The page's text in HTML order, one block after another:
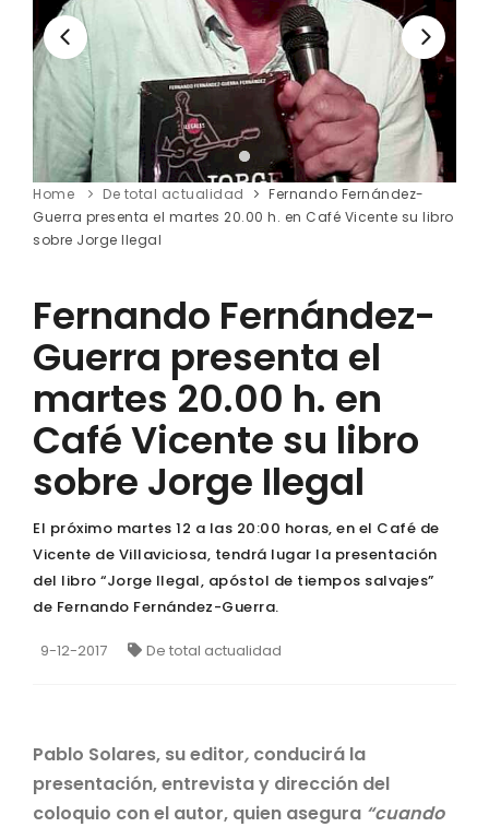
Home De total actualidad
Fernando Fernández-
Guerra presenta el martes 20.00 h. en Café Vicente su libro
sobre Jorge Ilegal
Fernando Fernández-
Guerra presenta el
martes 20.00 h. en
Café Vicente su libro
sobre Jorge Ilegal
El próximo martes 12 a las 20:00 horas, en el Café de
Vicente de Villaviciosa, tendrá lugar la presentación
del libro “Jorge Ilegal, apóstol de tiempos salvajes”
de Fernando Fernández-Guerra.
9-12-2017 De total actualidad
Pablo Solares, su editor, conducirá la
presentación, entrevista y dirección del
coloquio con el autor, quien asegura “cuando